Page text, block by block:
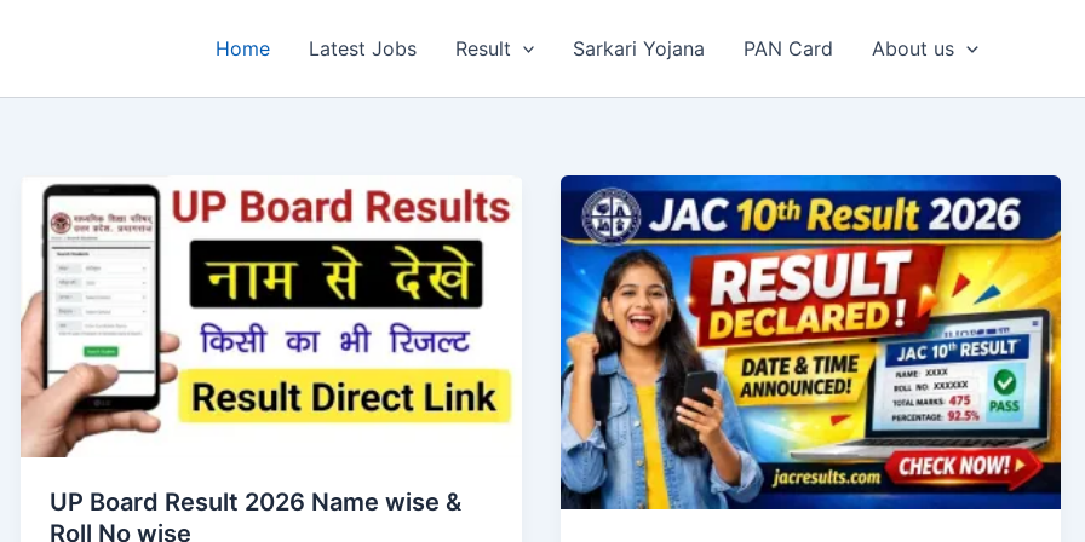
Home Latest Jobs Result Sarkari Yojana PAN Card About us
UP Board Result 2026 Name wise &
Roll No wise